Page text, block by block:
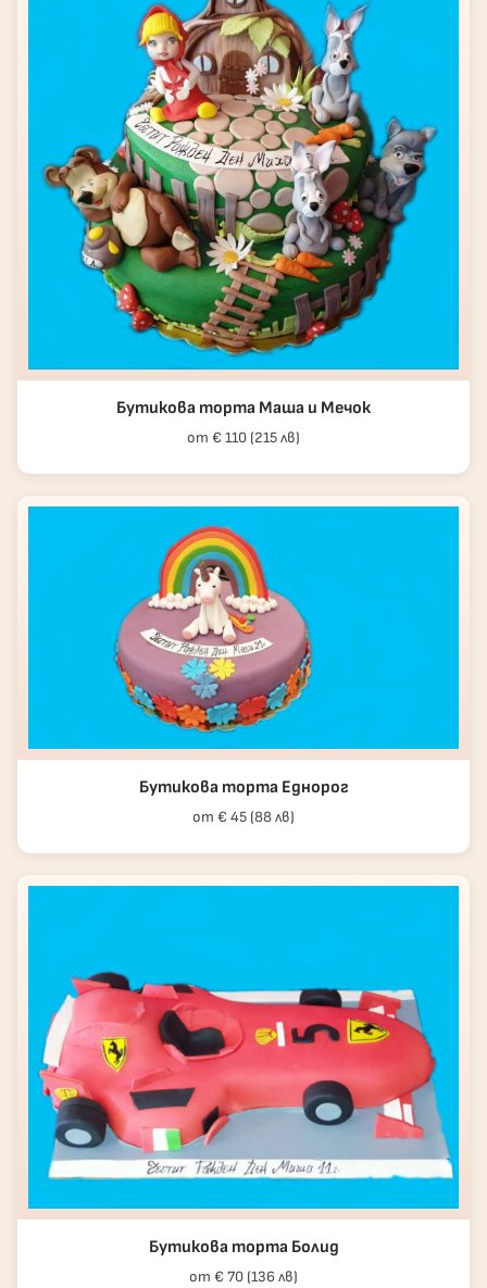
Бутикова торта Маша и Мечок
от € 110 (215 лв)
Бутикова торта Еднорог
от € 45 (88 лв)
Бутикова торта Болид
от € 70 (136 лв)